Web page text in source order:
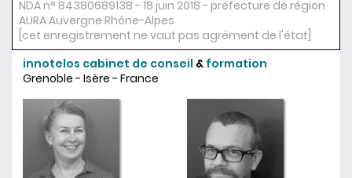
NDA n° 84380689138 - 18 juin 2018 - préfecture de région
AURA Auvergne Rhône-Alpes
[cet enregistrement ne vaut pas agrément de l'état]
innotelos cabinet de conseil & formation
Grenoble - Isère - France